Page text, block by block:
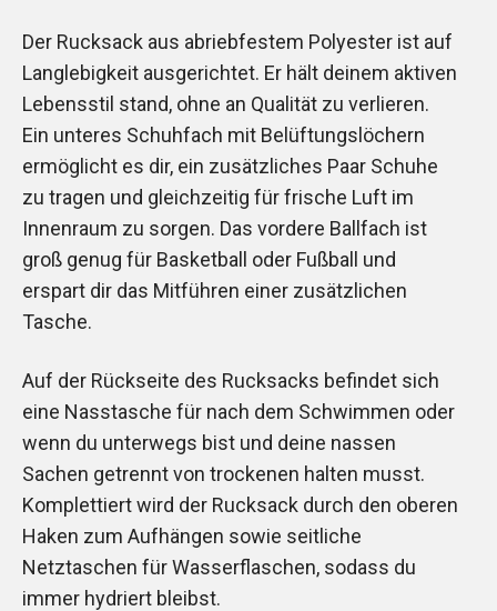
Der Rucksack aus abriebfestem Polyester ist auf
Langlebigkeit ausgerichtet. Er hält deinem aktiven
Lebensstil stand, ohne an Qualität zu verlieren.
Ein unteres Schuhfach mit Belüftungslöchern
ermöglicht es dir, ein zusätzliches Paar Schuhe
zu tragen und gleichzeitig für frische Luft im
Innenraum zu sorgen. Das vordere Ballfach ist
groß genug für Basketball oder Fußball und
erspart dir das Mitführen einer zusätzlichen
Tasche.
Auf der Rückseite des Rucksacks befindet sich
eine Nasstasche für nach dem Schwimmen oder
wenn du unterwegs bist und deine nassen
Sachen getrennt von trockenen halten musst.
Komplettiert wird der Rucksack durch den oberen
Haken zum Aufhängen sowie seitliche
Netztaschen für Wasserflaschen, sodass du
immer hydriert bleibst.